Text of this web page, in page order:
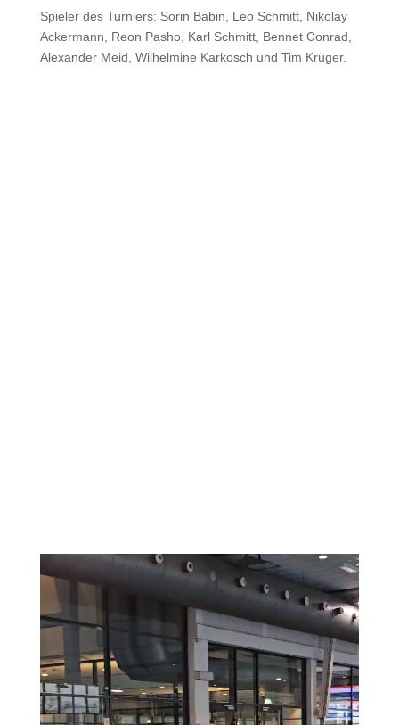
Spieler des Turniers: Sorin Babin, Leo Schmitt, Nikolay
Ackermann, Reon Pasho, Karl Schmitt, Bennet Conrad,
Alexander Meid, Wilhelmine Karkosch und Tim Krüger.